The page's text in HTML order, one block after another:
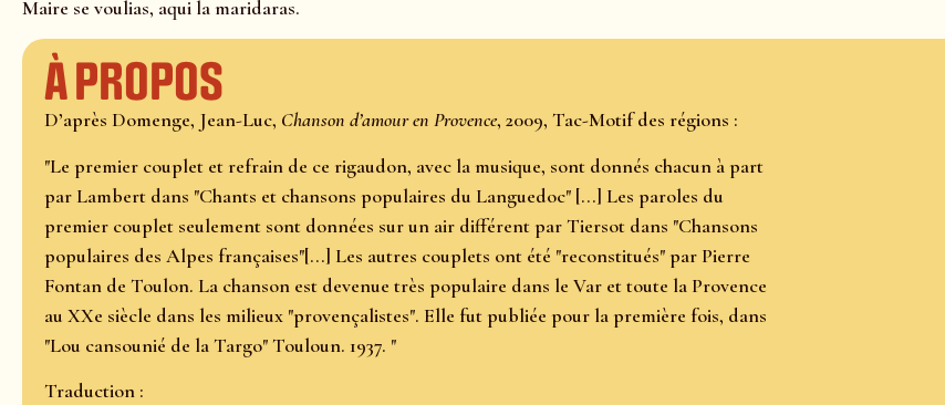
Maire se voulias, aqui la maridaras.
À propos
D’après Domenge, Jean-Luc, Chanson d’amour en Provence, 2009, Tac-Motif des régions :
"Le premier couplet et refrain de ce rigaudon, avec la musique, sont donnés chacun à part
par Lambert dans "Chants et chansons populaires du Languedoc" [...] Les paroles du
premier couplet seulement sont données sur un air différent par Tiersot dans "Chansons
populaires des Alpes françaises"[...] Les autres couplets ont été "reconstitués" par Pierre
Fontan de Toulon. La chanson est devenue très populaire dans le Var et toute la Provence
au XXe siècle dans les milieux "provençalistes". Elle fut publiée pour la première fois, dans
"Lou cansounié de la Targo" Touloun. 1937. "
Traduction :